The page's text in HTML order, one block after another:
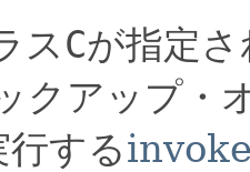
スCが指定
クアップ・
行する